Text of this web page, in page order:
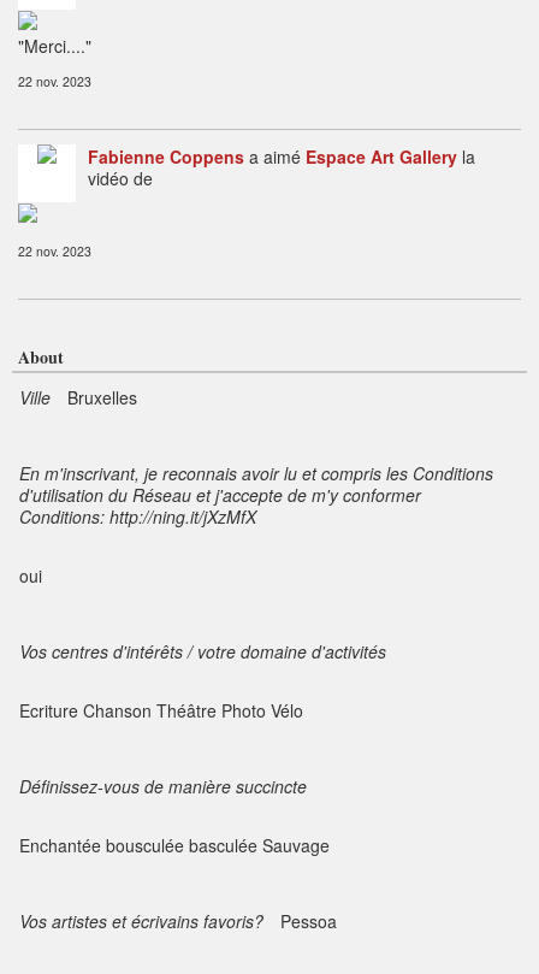
"Merci...."
22 nov. 2023
Fabienne Coppens a aimé Espace Art Gallery la
vidéo de
22 nov. 2023
About
Ville Bruxelles
En m'inscrivant, je reconnais avoir lu et compris les Conditions
d'utilisation du Réseau et j'accepte de m'y conformer
Conditions: http://ning.it/jXzMfX
oui
Vos centres d'intérêts / votre domaine d'activités
Ecriture Chanson Théâtre Photo Vélo
Définissez-vous de manière succincte
Enchantée bousculée basculée Sauvage
Vos artistes et écrivains favoris? Pessoa